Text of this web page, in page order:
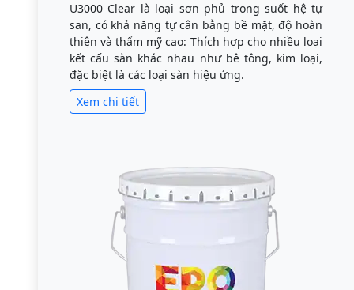
U3000 Clear là loại sơn phủ trong suốt hệ tự
san, có khả năng tự cân bằng bề mặt, độ hoàn
thiện và thẩm mỹ cao: Thích hợp cho nhiều loại
kết cấu sàn khác nhau như bê tông, kim loại,
đặc biệt là các loại sàn hiệu ứng.
Xem chi tiết